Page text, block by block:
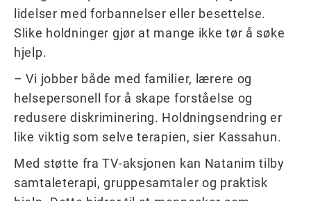
lidelser med forbannelser eller besettelse.
Slike holdninger gjør at mange ikke tør å søke
hjelp.
– Vi jobber både med familier, lærere og
helsepersonell for å skape forståelse og
redusere diskriminering. Holdningsendring er
like viktig som selve terapien, sier Kassahun.
Med støtte fra TV-aksjonen kan Natanim tilby
samtaleterapi, gruppesamtaler og praktisk